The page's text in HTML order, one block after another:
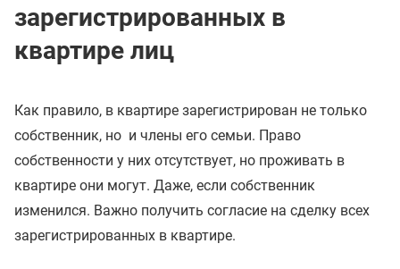
зарегистрированных в
квартире лиц
Как правило, в квартире зарегистрирован не только
собственник, но и члены его семьи. Право
собственности у них отсутствует, но проживать в
квартире они могут. Даже, если собственник
изменился. Важно получить согласие на сделку всех
зарегистрированных в квартире.